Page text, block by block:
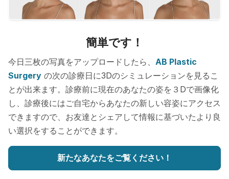
簡単です！
今日三枚の写真をアップロードしたら、 AB Plastic
Surgery の次の診療日に3Dのシミュレーションを見るこ
とが出来ます。診療前に現在のあなたの姿を３Dで画像化
し、診療後にはご自宅からあなたの新しい容姿にアクセス
できますので、お友達とシェアして情報に基づいたより良
い選択をすることができます。
新たなあなたをご覧ください！